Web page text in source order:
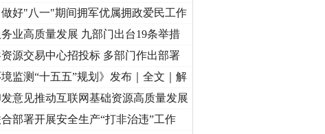
好"八一"期间拥军优属拥政爱民工作
业高质量发展 九部门出台19条举措
源交易中心招投标 多部门作出部署
境监测“十五五”规划》发布｜全文｜解
发意见推动互联网基础资源高质量发展
部署开展安全生产“打非治违”工作